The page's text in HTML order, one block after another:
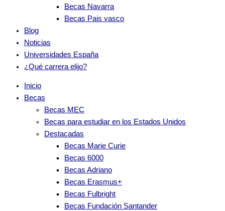
Becas Navarra
Becas Pais vasco
Blog
Noticias
Universidades España
¿Qué carrera elijo?
Inicio
Becas
Becas MEC
Becas para estudiar en los Estados Unidos
Destacadas
Becas Marie Curie
Becas 6000
Becas Adriano
Becas Erasmus+
Becas Fulbright
Becas Fundación Santander